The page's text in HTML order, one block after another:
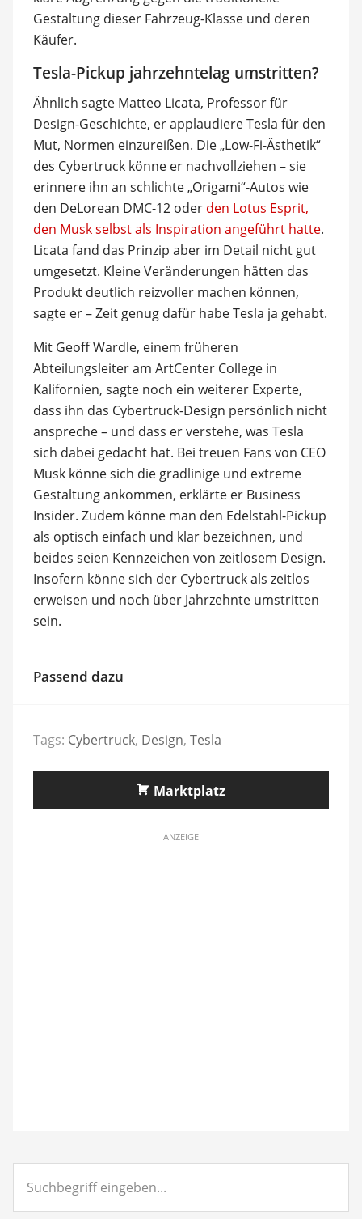
Gestaltung dieser Fahrzeug-Klasse und deren
Käufer.
Tesla-Pickup jahrzehntelag umstritten?
Ähnlich sagte Matteo Licata, Professor für
Design-Geschichte, er applaudiere Tesla für den
Mut, Normen einzureißen. Die „Low-Fi-Ästhetik“
des Cybertruck könne er nachvollziehen – sie
erinnere ihn an schlichte „Origami“-Autos wie
den DeLorean DMC-12 oder den Lotus Esprit,
den Musk selbst als Inspiration angeführt hatte.
Licata fand das Prinzip aber im Detail nicht gut
umgesetzt. Kleine Veränderungen hätten das
Produkt deutlich reizvoller machen können,
sagte er – Zeit genug dafür habe Tesla ja gehabt.
Mit Geoff Wardle, einem früheren
Abteilungsleiter am ArtCenter College in
Kalifornien, sagte noch ein weiterer Experte,
dass ihn das Cybertruck-Design persönlich nicht
anspreche – und dass er verstehe, was Tesla
sich dabei gedacht hat. Bei treuen Fans von CEO
Musk könne sich die gradlinige und extreme
Gestaltung ankommen, erklärte er Business
Insider. Zudem könne man den Edelstahl-Pickup
als optisch einfach und klar bezeichnen, und
beides seien Kennzeichen von zeitlosem Design.
Insofern könne sich der Cybertruck als zeitlos
erweisen und noch über Jahrzehnte umstritten
sein.
Passend dazu
Tags: Cybertruck, Design, Tesla
Marktplatz
ANZEIGE
eingeben...